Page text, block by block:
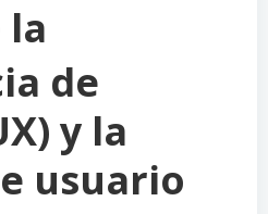
la
de
y la
usuario